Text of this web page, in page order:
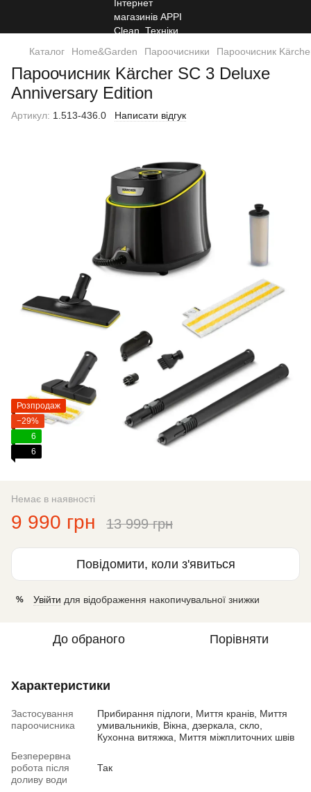
Каталог Home&Garden Пароочисники Пароочисник
Пароочисник Kärcher SC 3 Deluxe
Anniversary Edition
Артикул: 1.513-436.0 Написати відгук
Розпродаж
−29%
6
6
Немає в наявності
9 990 грн 13 999 грн
Повідомити, коли з'явиться
% Увійти для відображення накопичувальної знижки
До обраного Порівняти
Характеристики
Застосування
пароочисника
Прибирання підлоги, Миття кранів, Миття
умивальників, Вікна, дзеркала, скло,
Кухонна витяжка, Миття міжплиточних швів
Безперервна
робота після
доливу води
Так